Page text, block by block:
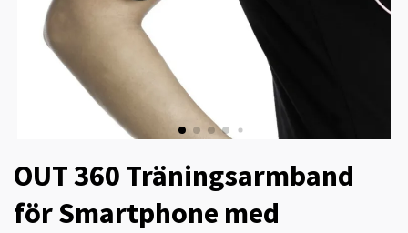
OUT 360 Träningsarmband
för Smartphone med